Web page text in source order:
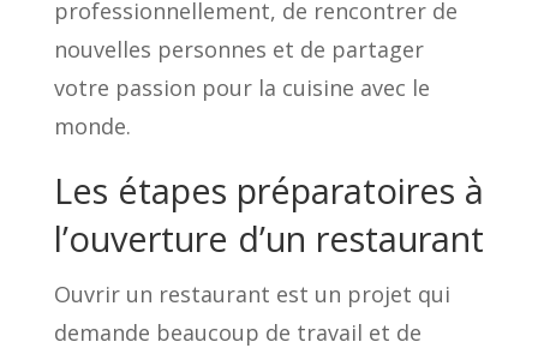
professionnellement, de rencontrer de
nouvelles personnes et de partager
votre passion pour la cuisine avec le
monde.
Les étapes préparatoires à
l’ouverture d’un restaurant
Ouvrir un restaurant est un projet qui
demande beaucoup de travail et de